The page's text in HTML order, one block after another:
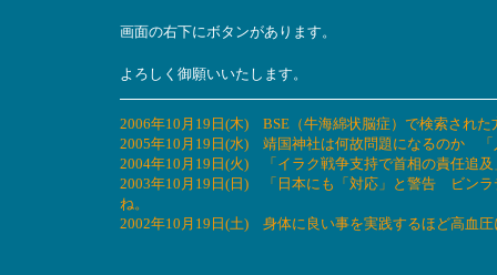
画面の右下にボタンがあります。
よろしく御願いいたします。
2006年10月19日(木) BSE（牛海綿状脳症）で検索され
2005年10月19日(水) 靖国神社は何故問題になるのか 「
2004年10月19日(火) 「イラク戦争支持で首相の責任追
2003年10月19日(日) 「日本にも「対応」と警告 ビンラ
ね。
2002年10月19日(土) 身体に良い事を実践するほど高血圧